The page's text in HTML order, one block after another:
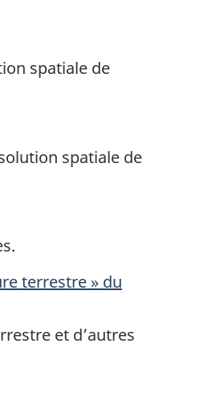
spatiale de
spatiale de
terrestre » du
et d’autres